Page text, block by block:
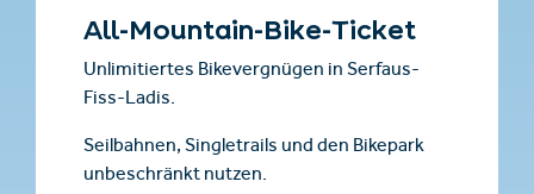
All-Mountain-Bike-Ticket
Unlimitiertes Bikevergnügen in Serfaus-
Fiss-Ladis.
Seilbahnen, Singletrails und den Bikepark
unbeschränkt nutzen.